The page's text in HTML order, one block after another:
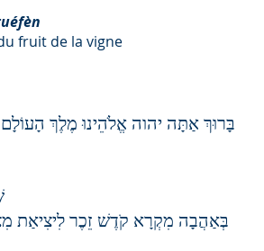
fruit de la vigne
בָּרוּךְ אַתָּה יהוה אֱלֹהֵינוּ מֶלֶךְ
בְּאַהֲבָה מִקְרָא קֹדֶשׁ זֵכֶר לִיצִיאַת